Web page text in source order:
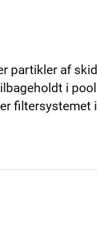
partikler af
i
filtersystemet